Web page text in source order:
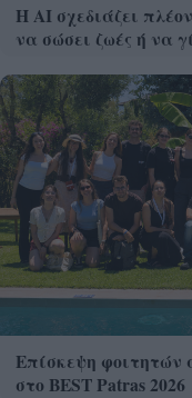
Η AI σχεδιάζει
να σώσει ζωές ή να
Επίσκεψη
στο BEST Patras 2026